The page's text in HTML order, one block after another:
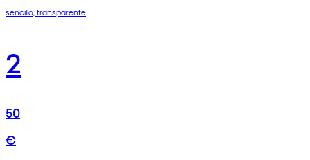
sencillo, transparente
2
50
€